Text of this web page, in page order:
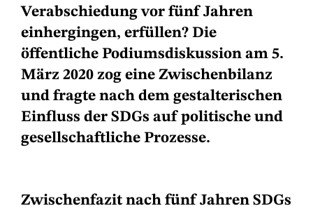
Verabschiedung vor fünf Jahren
einhergingen, erfüllen? Die
öffentliche Podiumsdiskussion am 5.
März 2020 zog eine Zwischenbilanz
und fragte nach dem gestalterischen
Einfluss der SDGs auf politische und
gesellschaftliche Prozesse.
Zwischenfazit nach fünf Jahren SDGs